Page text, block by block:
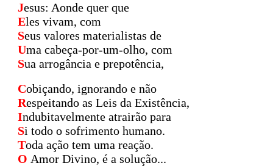
Jesus: Aonde quer que
Eles vivam, com
Seus valores materialistas de
Uma cabeça-por-um-olho, com
Sua arrogância e prepotência,
Cobiçando, ignorando e não
Respeitando as Leis da Existência,
Indubitavelmente atrairão para
Si todo o sofrimento humano.
Toda ação tem uma reação.
O Amor Divino, é a solução...